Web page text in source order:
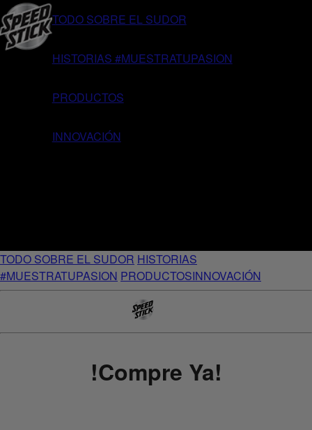
TODO SOBRE EL SUDOR
HISTORIAS #MUESTRATUPASION
PRODUCTOS
INNOVACIÓN
TODO SOBRE EL SUDOR HISTORIAS
#MUESTRATUPASION PRODUCTOSINNOVACIÓN
!Compre Ya!